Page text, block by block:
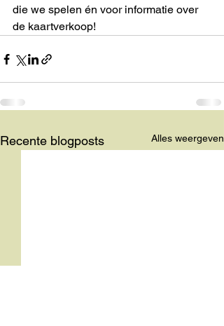
die we spelen én voor informatie over
de kaartverkoop!
Recente blogposts Alles weergeven